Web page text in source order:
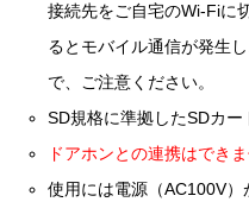
接続先をご自宅のWi-Fiに
るとモバイル通信が発生
で、ご注意ください。
SD規格に準拠したSDカー
ドアホンとの連携はできま
使用には電源（AC100V）